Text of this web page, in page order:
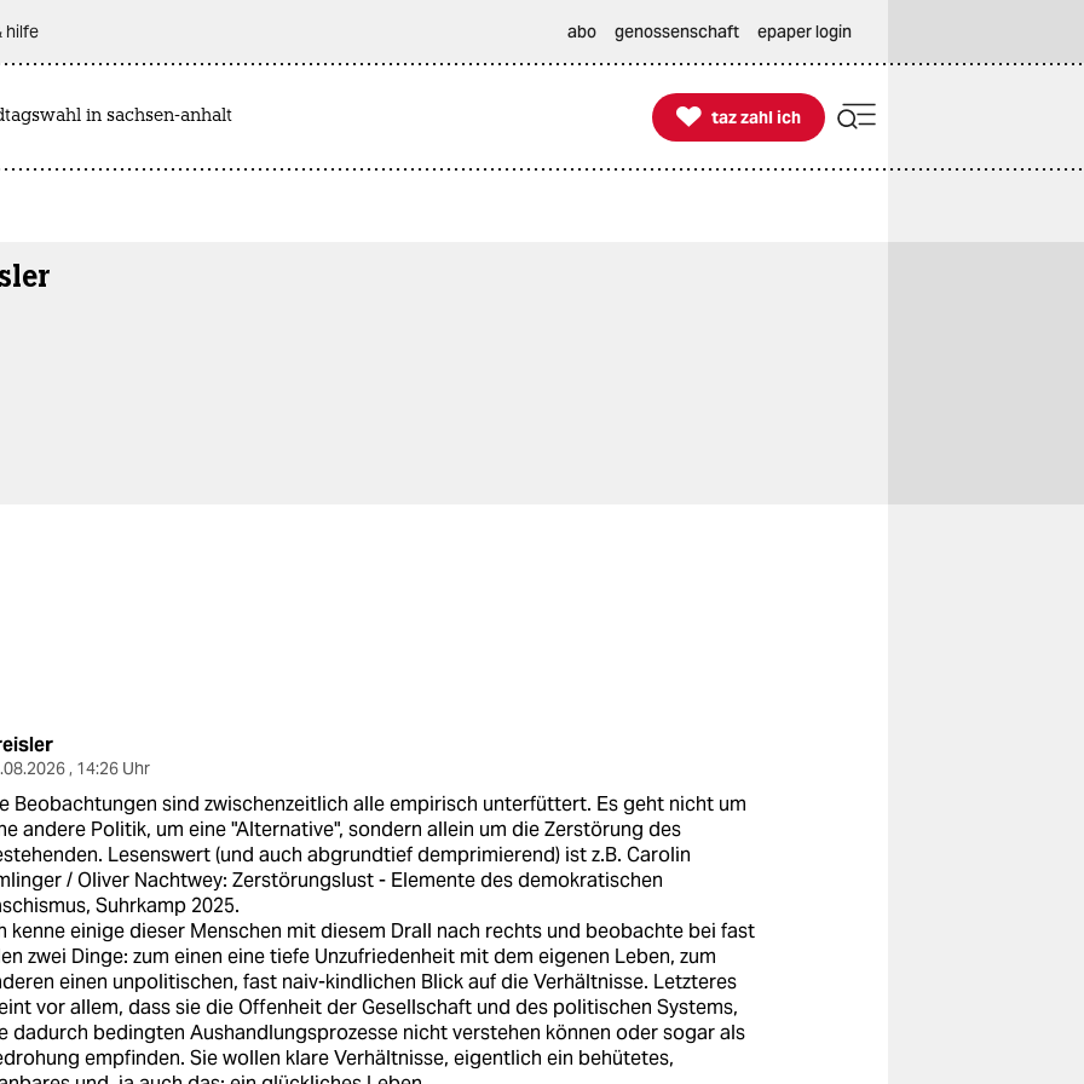
hilfe abo genossenschaft epaper login
in sachsen-anhalt 
taz zahl ich
taz zahl ich
, 14:26 Uhr
Beobachtungen sind zwischenzeitlich alle empirisch unterfüttert. Es geht nicht um
andere Politik, um eine "Alternative", sondern allein um die Zerstörung des
Lesenswert (und auch abgrundtief demprimierend) ist z.B. Carolin
/ Oliver Nachtwey: Zerstörungslust - Elemente des demokratischen
Suhrkamp 2025.
kenne einige dieser Menschen mit diesem Drall nach rechts und beobachte bei fast
zwei Dinge: zum einen eine tiefe Unzufriedenheit mit dem eigenen Leben, zum
einen unpolitischen, fast naiv-kindlichen Blick auf die Verhältnisse. Letzteres
vor allem, dass sie die Offenheit der Gesellschaft und des politischen Systems,
dadurch bedingten Aushandlungsprozesse nicht verstehen können oder sogar als
empfinden. Sie wollen klare Verhältnisse, eigentlich ein behütetes,